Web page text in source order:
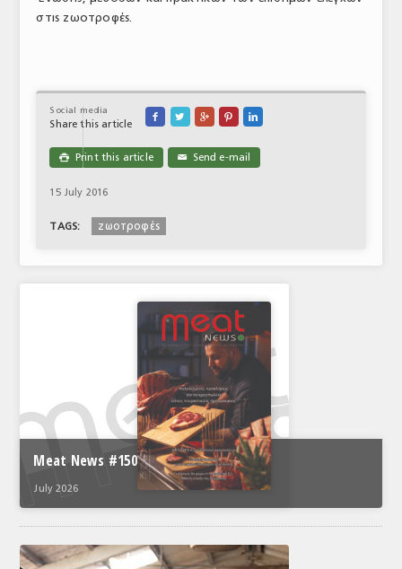
ΣΥΝΕΔΡΙΟ ΚΡΕΑΤΟΣ
στις ζωοτροφές.
Social media
Share this article
    
 Print this article ✉ Send e-mail
15 July 2016
TAGS: ζωοτροφές
Meat News #150
July 2026